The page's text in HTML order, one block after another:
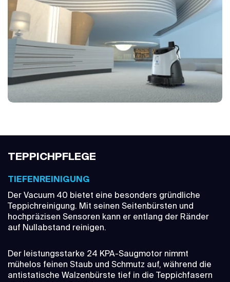
TEPPICHPFLEGE
TIEFENREINIGUNG
Der Vacuum 40 bietet eine besonders gründliche
Teppichreinigung. Mit seinen Seitenbürsten und
hochpräzisen Sensoren kann er entlang der Ränder
auf Nullabstand reinigen.
Der leistungsstarke 24 KPA-Saugmotor nimmt
mühelos feinen Staub und Schmutz auf, während die
antistatische Walzenbürste tief in die Teppichfasern